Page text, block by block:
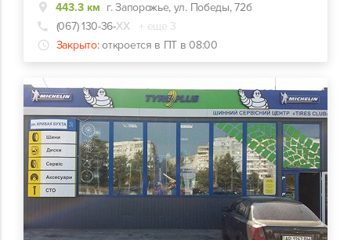
443.3 км г. Запорожье, ул. Победы, 72б
(067) 130-36-ХХ
+ еще 3
Закрыто: откроется в ПТ в 08:00